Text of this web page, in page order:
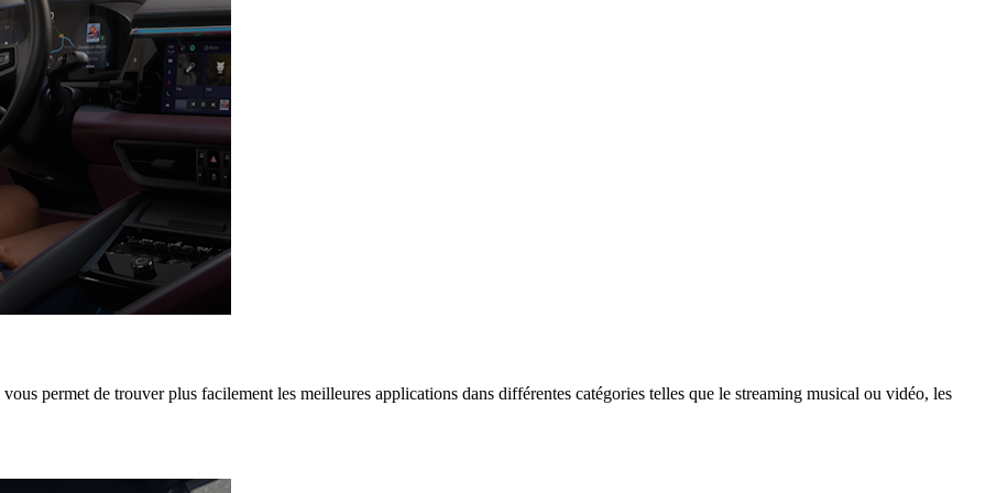
permet de trouver plus facilement les meilleures applications dans différentes catégories telles que le streaming musical ou vidéo, les